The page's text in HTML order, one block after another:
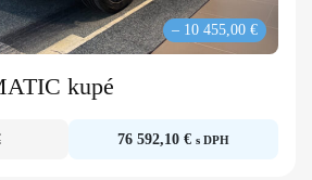
– 10 455,00 €
kupé
76 592,10 € s DPH